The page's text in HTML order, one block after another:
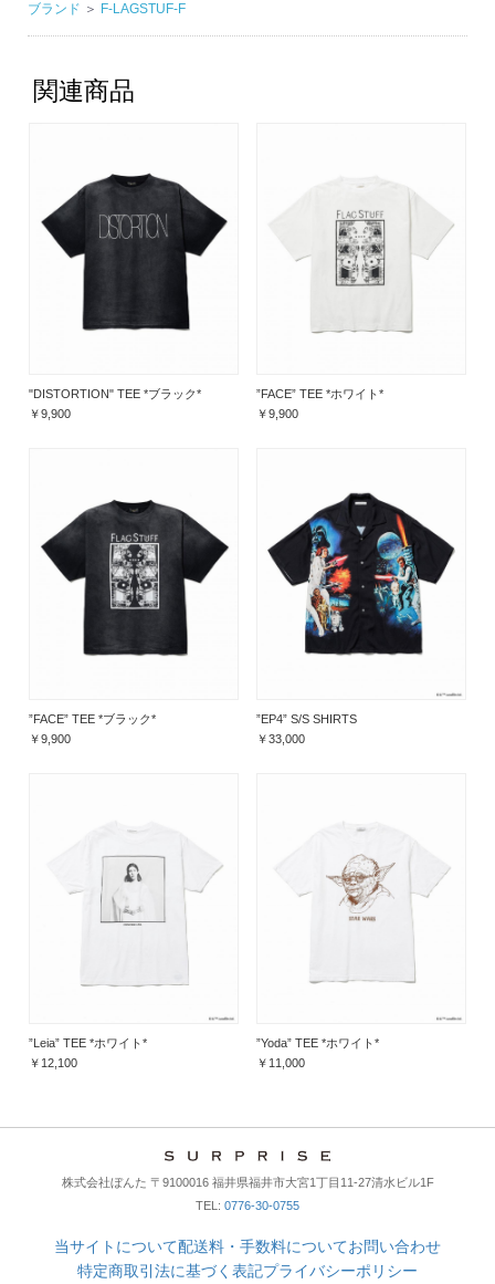
ブランド ＞ F-LAGSTUF-F
関連商品
"DISTORTION" TEE *ブラック*
￥9,900
”FACE” TEE *ホワイト*
￥9,900
”FACE” TEE *ブラック*
￥9,900
”EP4” S/S SHIRTS
￥33,000
”Leia” TEE *ホワイト*
￥12,100
”Yoda” TEE *ホワイト*
￥11,000
株式会社ぼんた 〒9100016 福井県福井市大宮1丁目11-27清水ビル1F
TEL: 0776-30-0755
当サイトについて配送料・手数料についてお問い合わせ
特定商取引法に基づく表記プライバシーポリシー